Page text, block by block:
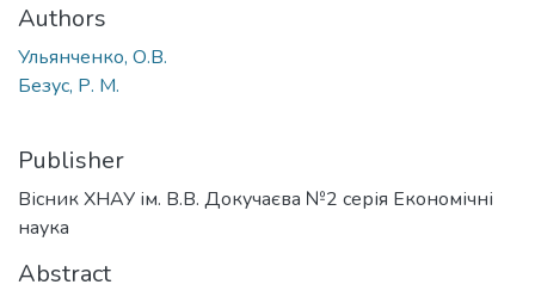
Authors
Ульянченко, О.В.
Безус, Р. М.
Publisher
Вісник ХНАУ ім. В.В. Докучаєва №2 серія Економічні
наука
Abstract